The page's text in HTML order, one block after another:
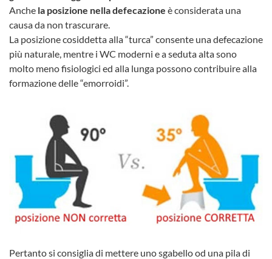
Anche la posizione nella defecazione è considerata una
causa da non trascurare.
La posizione cosiddetta alla “turca” consente una defecazione
più naturale, mentre i WC moderni e a seduta alta sono
molto meno fisiologici ed alla lunga possono contribuire alla
formazione delle “emorroidi”.
Pertanto si consiglia di mettere uno sgabello od una pila di